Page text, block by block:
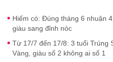
Hiếm có: Đúng tháng 6 nhuận
giàu sang đỉnh nóc
Từ 17/7 đến 17/8: 3 tuổi Trúng
Vàng, giàu số 2 không ai số 1